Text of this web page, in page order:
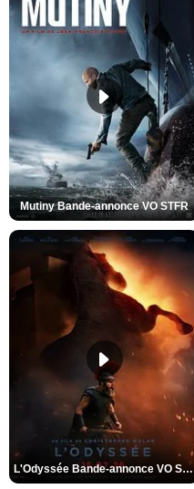
Mutiny Bande-annonce VO STFR
L'Odyssée Bande-annonce VO STFR